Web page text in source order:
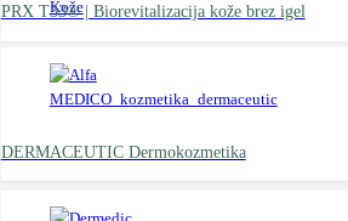
PRX T33® | Biorevitalizacija kože brez igel
DERMACEUTIC Dermokozmetika